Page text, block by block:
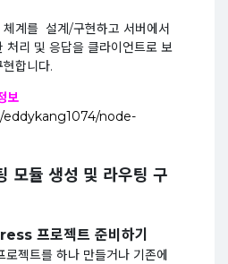
계를 설계/구현하고 서버에서
처리 및 응답을 클라이언트로 보
합니다.
보
node-
모듈 생성 및 라우팅 구
프로젝트 준비하기
젝트를 하나 만들거나 기존에